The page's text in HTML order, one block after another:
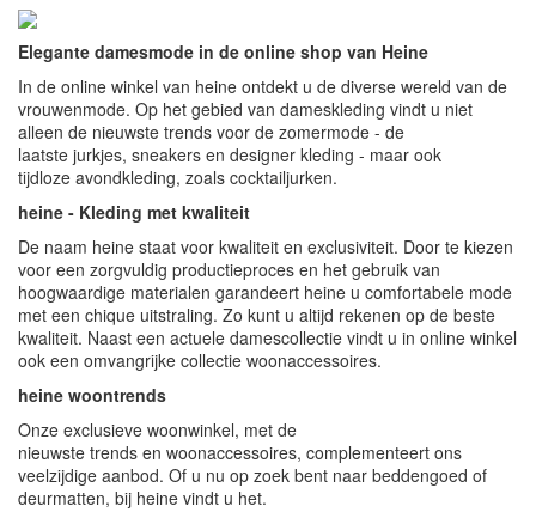
Elegante damesmode in de online shop van Heine
In de online winkel van heine ontdekt u de diverse wereld van de
vrouwenmode. Op het gebied van dameskleding vindt u niet
alleen de nieuwste trends voor de zomermode - de
laatste jurkjes, sneakers en designer kleding - maar ook
tijdloze avondkleding, zoals cocktailjurken.
heine - Kleding met kwaliteit
De naam heine staat voor kwaliteit en exclusiviteit. Door te kiezen
voor een zorgvuldig productieproces en het gebruik van
hoogwaardige materialen garandeert heine u comfortabele mode
met een chique uitstraling. Zo kunt u altijd rekenen op de beste
kwaliteit. Naast een actuele damescollectie vindt u in online winkel
ook een omvangrijke collectie woonaccessoires.
heine woontrends
Onze exclusieve woonwinkel, met de
nieuwste trends en woonaccessoires, complementeert ons
veelzijdige aanbod. Of u nu op zoek bent naar beddengoed of
deurmatten, bij heine vindt u het.